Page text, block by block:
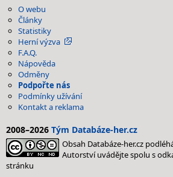
O webu
Články
Statistiky
Herní výzva
F.A.Q.
Nápověda
Odměny
Podpořte nás
Podmínky užívání
Kontakt a reklama
2008–2026 Tým Databáze-her.cz
Obsah Databáze-her.cz
Autorství uvádějte spolu s
stránku